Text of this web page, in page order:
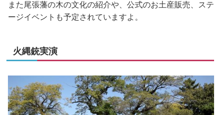
また尾張藩の木の文化の紹介や、公式のお土産販売、ステ
ージイベントも予定されていますよ。
火縄銃実演